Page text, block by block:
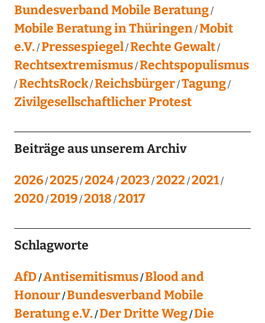
Bundesverband Mobile Beratung
Mobile Beratung in Thüringen Mobit
e.V. Pressespiegel Rechte Gewalt
Rechtsextremismus Rechtspopulismus
RechtsRock Reichsbürger Tagung
Zivilgesellschaftlicher Protest
Beiträge aus unserem Archiv
2026 2025 2024 2023 2022 2021
2020 2019 2018 2017
Schlagworte
AfD Antisemitismus Blood and
Honour Bundesverband Mobile
Beratung e.V. Der Dritte Weg Die